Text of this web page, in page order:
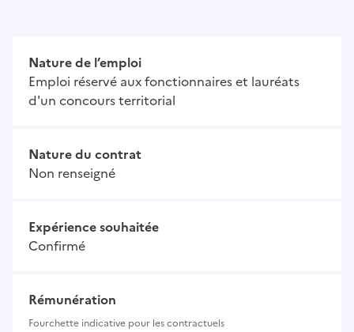
Nature de l’emploi
Emploi réservé aux fonctionnaires et lauréats
d'un concours territorial
Nature du contrat
Non renseigné
Expérience souhaitée
Confirmé
Rémunération
Fourchette indicative pour les contractuels